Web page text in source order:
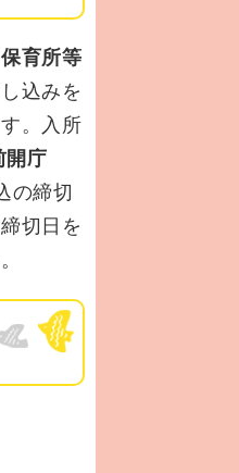
保育所等
込みを
。入所
開庁
の締切
切日を